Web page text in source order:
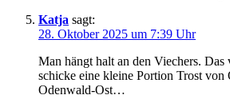
Katja sagt:
28. Oktober 2025 um 7:39 Uhr
Man hängt halt an den Viechers. Das
schicke eine kleine Portion Trost von
Odenwald-Ost…